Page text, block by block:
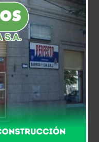
por
60 automóviles, con
hoy por Las Flores